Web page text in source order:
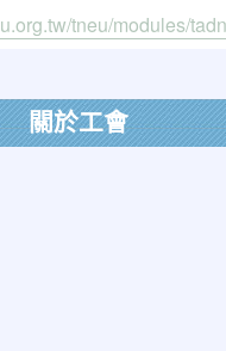
tneu/modules/
關於工會